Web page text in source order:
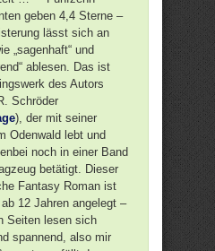
geben 4,4 Sterne –
lässt sich an
„sagenhaft“ und
ablesen. Das ist
des Autors
Schröder
), der mit seiner
Odenwald lebt und
noch in einer Band
betätigt. Dieser
Fantasy Roman ist
12 Jahren angelegt –
Seiten lesen sich
spannend, also mir